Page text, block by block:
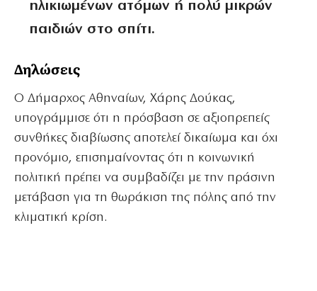
ηλικιωμένων ατόμων ή πολύ μικρών
παιδιών στο σπίτι.
Δηλώσεις
Ο Δήμαρχος Αθηναίων, Χάρης Δούκας,
υπογράμμισε ότι η πρόσβαση σε αξιοπρεπείς
συνθήκες διαβίωσης αποτελεί δικαίωμα και όχι
προνόμιο, επισημαίνοντας ότι η κοινωνική
πολιτική πρέπει να συμβαδίζει με την πράσινη
μετάβαση για τη θωράκιση της πόλης από την
κλιματική κρίση.